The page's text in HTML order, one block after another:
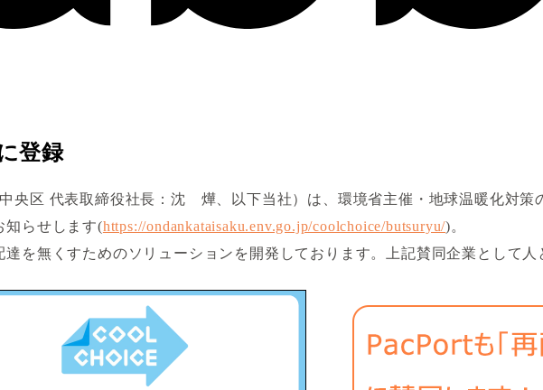
登録
央区 代表取締役社長：沈 燁、以下当社）は、環境省主催・地球温暖化対
知らせします(https://ondankataisaku.env.go.jp/coolchoice/butsuryu/)。
を無くすためのソリューションを開発しております。上記賛同企業として人